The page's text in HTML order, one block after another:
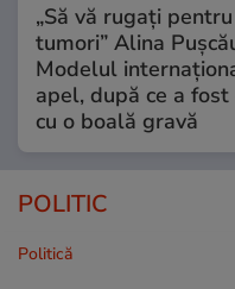
„Să vă rugați
tumori” Alina
Modelul
apel, după ce a
cu o boală gravă
POLITIC
Politică